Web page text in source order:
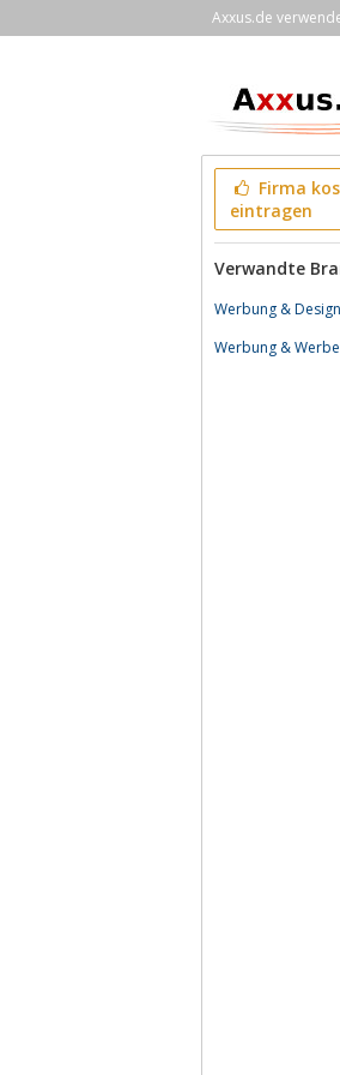
Axxus.de
Firma
eintragen
Verwandte
Werbung & Design
Werbung &